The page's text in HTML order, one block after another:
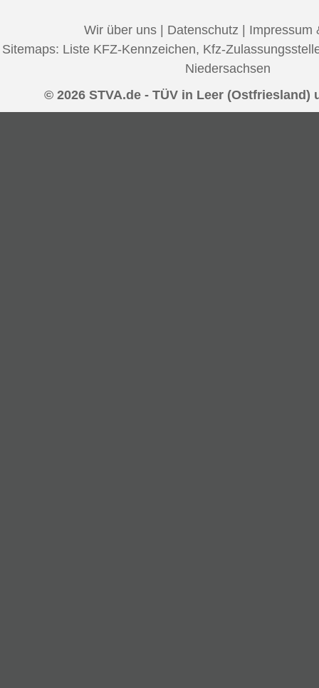
Wir über uns | Datenschutz | Impressum
Sitemaps: Liste KFZ-Kennzeichen, Kfz-
Niedersachsen
© 2026 STVA.de - TÜV in Leer (Ostfriesland)